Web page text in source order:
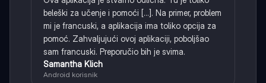
beleški za učenje i pomoći [...]. Na primer, problem
mi je francuski, a aplikacija ima toliko opcija za
pomoć. Zahvaljujući ovoj aplikaciji, poboljšao
sam francuski. Preporučio bih je svima.
Samantha Klich
Android korisnik